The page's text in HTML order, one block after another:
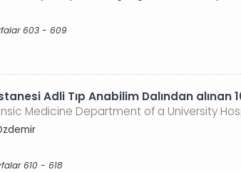
603 - 609
Adli Tıp Anabilim Dalından alınan
Medicine Department of a University
610 - 618